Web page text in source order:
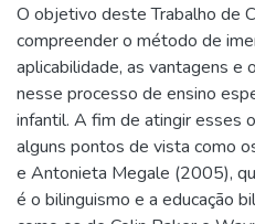
O objetivo deste Trabalho de
compreender o método de
aplicabilidade, as vantagens e
nesse processo de ensino
infantil. A fim de atingir esses
alguns pontos de vista como
e Antonieta Megale (2005),
é o bilinguismo e a educação